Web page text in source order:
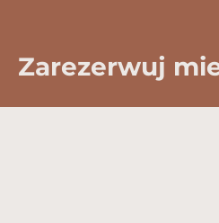
Zarezerwuj